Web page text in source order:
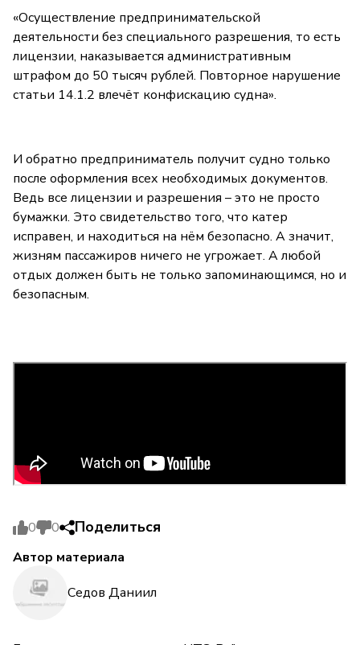
«Осуществление предпринимательской
деятельности без специального разрешения, то есть
лицензии, наказывается административным
штрафом до 50 тысяч рублей. Повторное нарушение
статьи 14.1.2 влечёт конфискацию судна».
И обратно предприниматель получит судно только
после оформления всех необходимых документов.
Ведь все лицензии и разрешения – это не просто
бумажки. Это свидетельство того, что катер
исправен, и находиться на нём безопасно. А значит,
жизням пассажиров ничего не угрожает. А любой
отдых должен быть не только запоминающимся, но и
безопасным.
0 0 Поделиться
Автор материала
Седов Даниил